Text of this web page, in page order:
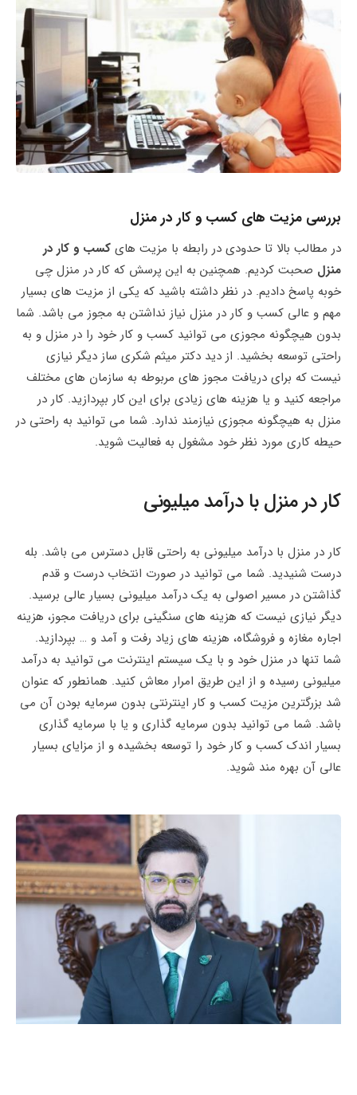
بررسی مزیت های کسب و کار در منزل
در مطالب بالا تا حدودی در رابطه با مزیت های کسب و کار در
منزل صحبت کردیم. همچنین به این پرسش که کار در منزل چی
خوبه پاسخ دادیم. در نظر داشته باشید که یکی از مزیت‌ های بسیار
مهم و عالی کسب و کار در منزل نیاز نداشتن به مجوز می‌ باشد. شما
بدون هیچگونه مجوزی می توانید کسب و کار خود را در منزل و به
راحتی توسعه بخشید. از دید دکتر میثم شکری ساز دیگر نیازی
نیست که برای دریافت مجوز های مربوطه به سازمان های مختلف
مراجعه کنید و یا هزینه های زیادی برای این کار بپردازید. کار در
منزل به هیچگونه مجوزی نیازمند ندارد. شما می توانید به راحتی در
حیطه کاری مورد نظر خود مشغول به فعالیت شوید.
کار در منزل با درآمد میلیونی
کار در منزل با درآمد میلیونی به راحتی قابل دسترس می باشد. بله
درست شنیدید. شما می توانید در صورت انتخاب درست و قدم
گذاشتن در مسیر اصولی به یک درآمد میلیونی بسیار عالی برسید.
دیگر نیازی نیست که هزینه‌ های سنگینی برای دریافت مجوز، هزینه
اجاره مغازه و فروشگاه، هزینه های زیاد رفت و آمد و … بپردازید.
شما تنها در منزل خود و با یک سیستم اینترنت می توانید به درآمد
میلیونی رسیده و از این طریق امرار معاش کنید. همانطور که عنوان
شد بزرگترین مزیت کسب و کار اینترنتی بدون سرمایه بودن آن می
باشد. شما می توانید بدون سرمایه گذاری و یا با سرمایه‌ گذاری
بسیار اندک کسب و کار خود را توسعه بخشیده و از مزایای بسیار
عالی آن بهره مند شوید.